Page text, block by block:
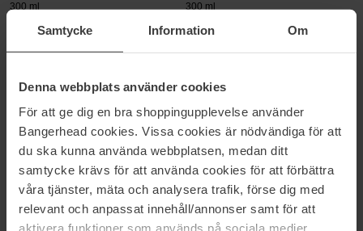
Samtycke Information Om
Denna webbplats använder cookies
För att ge dig en bra shoppingupplevelse använder
Bangerhead cookies. Vissa cookies är nödvändiga för att
du ska kunna använda webbplatsen, medan ditt
samtycke krävs för att använda cookies för att förbättra
våra tjänster, mäta och analysera trafik, förse dig med
relevant och anpassat innehåll/annonser samt för att
aktivera funktioner som används på sociala medier
300 ml
Normaali hinta 46 €
300 ml
41 €
46 €
Loppu varastosta
Babor
Argan Cream
63 €
Normaali hinta 74 €
Babor
Balancing Cream
50 ml
62 €
Normaali hinta 74 €
Babor
Balancing Cream rich
50 ml
Babor
Balancing Serum
30 ml